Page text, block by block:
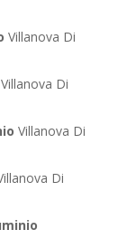
Villanova Di
Villanova Di
Villanova Di
Di